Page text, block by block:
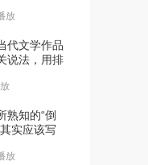
待播放
09:46
放
代文学作品
说法，用排
熟知的“倒
实应该写
放